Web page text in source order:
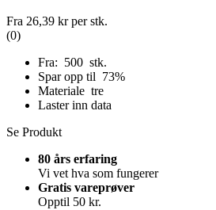
Fra 26,39 krper stk.
(0)
Fra: 500 stk.
Spar opp til 73%
Materiale tre
Laster inn data
Se Produkt
80 års erfaring
Vi vet hva som fungerer
Gratis vareprøver
Opptil 50 kr.